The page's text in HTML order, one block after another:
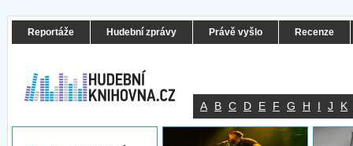
Reportáže Hudební zprávy Právě vyšlo Recenze
A B C D E F G H I J K